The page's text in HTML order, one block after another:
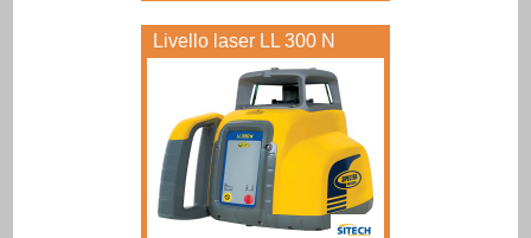
Livello laser LL 300 N